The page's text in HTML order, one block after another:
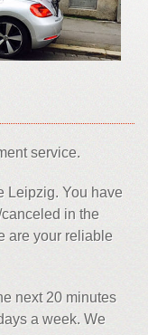
service.
Leipzig. You have
in the
are your reliable
next 20 minutes
a week. We